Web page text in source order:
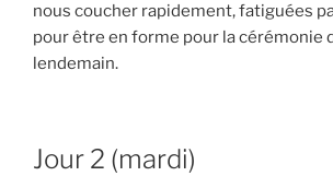
nous coucher rapidement, fatiguées
pour être en forme pour la cérémonie
lendemain.
Jour 2 (mardi)